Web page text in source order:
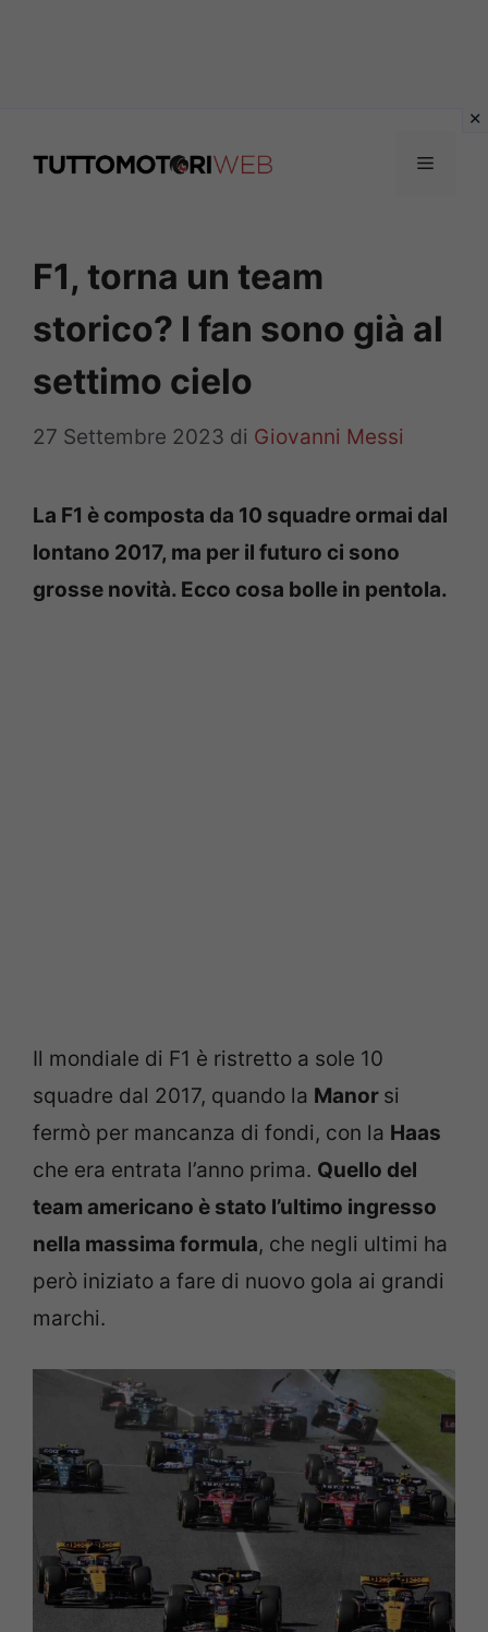
Menu
F1, torna un team
storico? I fan sono già al
settimo cielo
27 Settembre 2023 di Giovanni Messi
La F1 è composta da 10 squadre ormai dal
lontano 2017, ma per il futuro ci sono
grosse novità. Ecco cosa bolle in pentola.
Il mondiale di F1 è ristretto a sole 10
squadre dal 2017, quando la Manor si
fermò per mancanza di fondi, con la Haas
che era entrata l’anno prima. Quello del
team americano è stato l’ultimo ingresso
nella massima formula, che negli ultimi ha
però iniziato a fare di nuovo gola ai grandi
marchi.